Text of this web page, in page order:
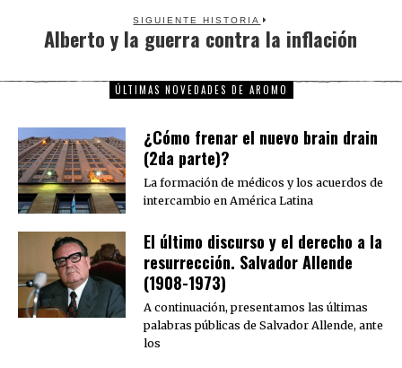
SIGUIENTE HISTORIA
Next
Alberto y la guerra contra la inflación
ÚLTIMAS NOVEDADES DE AROMO
¿Cómo frenar el nuevo brain drain
(2da parte)?
La formación de médicos y los acuerdos de
intercambio en América Latina
El último discurso y el derecho a la
resurrección. Salvador Allende
(1908-1973)
A continuación, presentamos las últimas
palabras públicas de Salvador Allende, ante
los